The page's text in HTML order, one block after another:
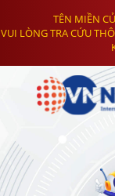
TÊN MIỀN
VUI LÒNG TRA CỨU